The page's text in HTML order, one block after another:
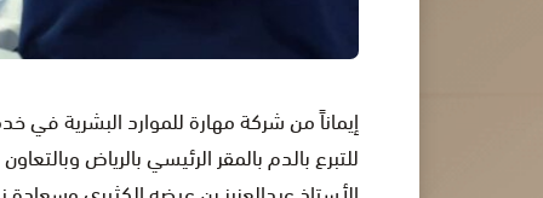
إيماناً من شركة مهارة للموارد البشرية
للتبرع بالدم بالمقر الرئيسي بالرياض